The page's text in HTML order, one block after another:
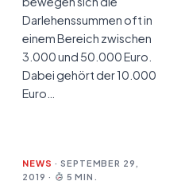
Darlehenssummen oft in
einem Bereich zwischen
3.000 und 50.000 Euro.
Dabei gehört der 10.000
Euro…
NEWS · SEPTEMBER 29,
2019 ·
5 MIN.